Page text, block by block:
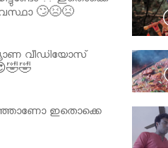
🙄😣😣
വീഡിയോസ്
ഇതൊക്കെ